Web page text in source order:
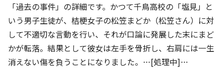
「過去の事件」の詳細です。かつて千鳥高校の「塩見」と
いう男子生徒が、桔梗女子の松笠まどか（松笠さん）に対
して不適切な言動を行い、それが口論に発展した末にまど
かが転落。結果として彼女は左手を骨折し、右肩には一生
消えない傷を負うことになりました。…[処理中]…